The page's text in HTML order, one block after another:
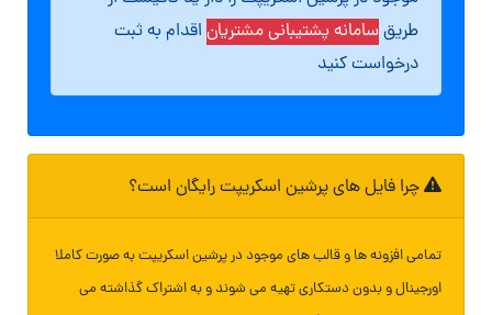
طریقسامانه پشتیبانی مشتریان اقدام به ثبت
درخواست کنید
چرا فایل های پرشین اسکریپت رایگان است؟
تمامی افزونه ها و قالب های موجود در پرشین اسکریپت به صورت کاملا
اورجینال و بدون دستکاری تهیه می شوند و به اشتراک گذاشته می